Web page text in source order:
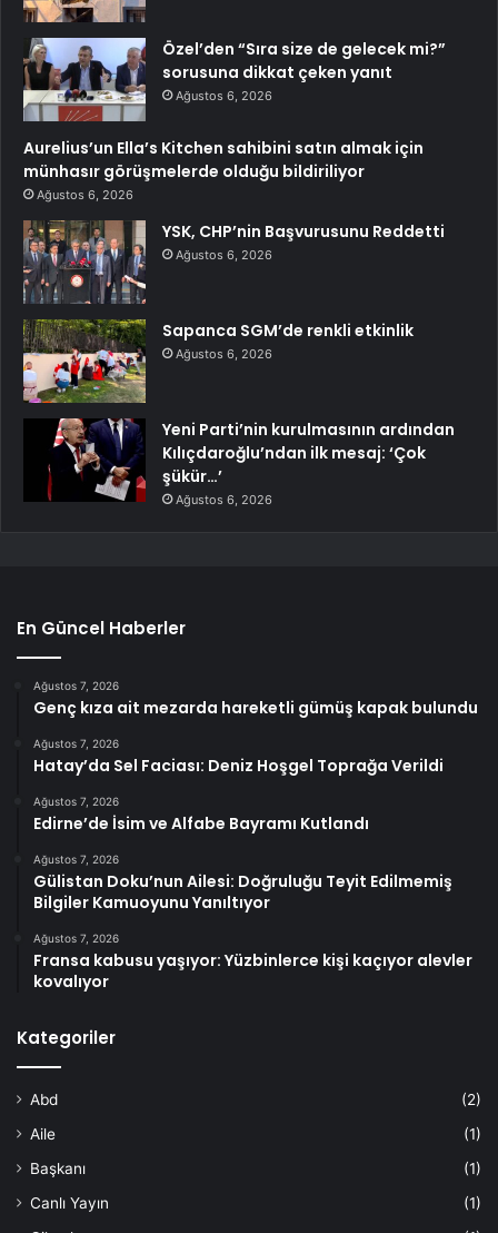
Özel’den “Sıra size de gelecek mi?”
sorusuna dikkat çeken yanıt
Ağustos 6, 2026
Aurelius’un Ella’s Kitchen sahibini satın almak için
münhasır görüşmelerde olduğu bildiriliyor
Ağustos 6, 2026
YSK, CHP’nin Başvurusunu Reddetti
Ağustos 6, 2026
Sapanca SGM’de renkli etkinlik
Ağustos 6, 2026
Yeni Parti’nin kurulmasının ardından
Kılıçdaroğlu’ndan ilk mesaj: ‘Çok
şükür…’
Ağustos 6, 2026
En Güncel Haberler
Ağustos 7, 2026
Genç kıza ait mezarda hareketli gümüş kapak bulundu
Ağustos 7, 2026
Hatay’da Sel Faciası: Deniz Hoşgel Toprağa Verildi
Ağustos 7, 2026
Edirne’de İsim ve Alfabe Bayramı Kutlandı
Ağustos 7, 2026
Gülistan Doku’nun Ailesi: Doğruluğu Teyit Edilmemiş
Bilgiler Kamuoyunu Yanıltıyor
Ağustos 7, 2026
Fransa kabusu yaşıyor: Yüzbinlerce kişi kaçıyor alevler
kovalıyor
Kategoriler
Abd
(2)
Aile
(1)
Başkanı
(1)
Canlı Yayın
(1)